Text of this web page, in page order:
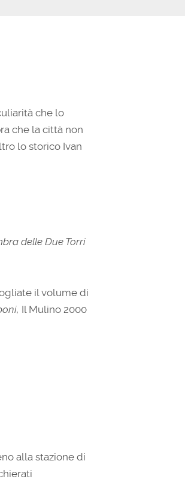
che lo
che la città non
lo storico Ivan
delle Due Torri
il volume di
Il Mulino 2000
alla stazione di